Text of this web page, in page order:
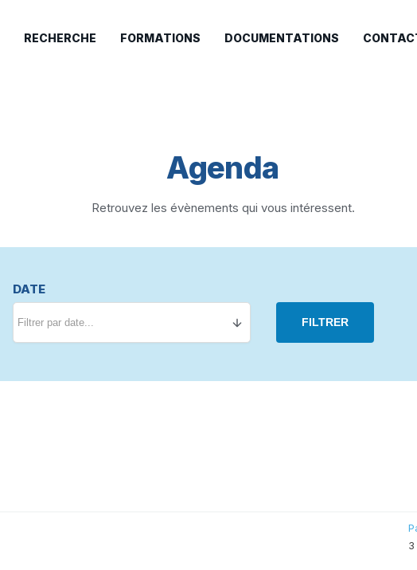
RECHERCHE FORMATIONS DOCUMENTATIONS
Agenda
Retrouvez les évènements qui vous intéressent.
DATE
FILTRER